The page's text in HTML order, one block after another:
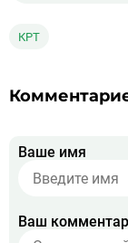
КРТ
Ваше имя
Ваш